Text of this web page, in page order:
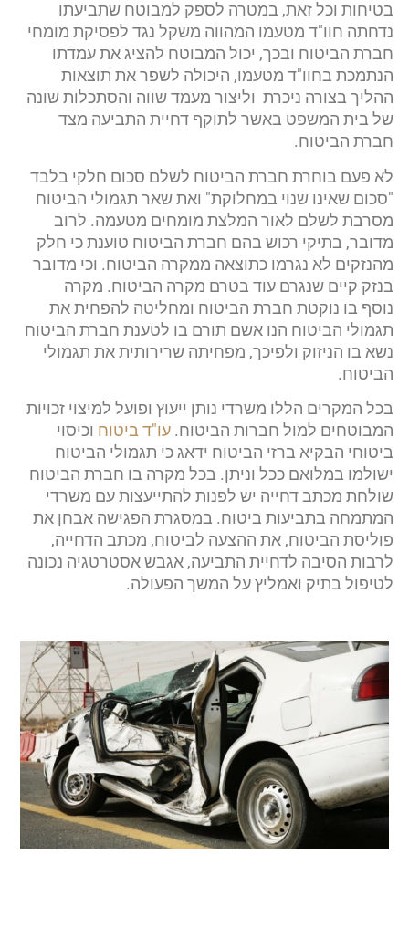
בטיחות וכל זאת, במטרה לספק למבוטח שתביעתו
נדחתה חוו"ד מטעמו המהווה משקל נגד לפסיקת מומחי
חברת הביטוח ובכך, יכול המבוטח להציג את עמדתו
הנתמכת בחוו"ד מטעמו, היכולה לשפר את תוצאות
ההליך בצורה ניכרת וליצור מעמד שווה והסתכלות שונה
של בית המשפט באשר לתוקף דחיית התביעה מצד
חברת הביטוח.
לא פעם בוחרת חברת הביטוח לשלם סכום חלקי בלבד
"סכום שאינו שנוי במחלוקת" ואת שאר תגמולי הביטוח
מסרבת לשלם לאור המלצת מומחים מטעמה. לרוב
מדובר, בתיקי רכוש בהם חברת הביטוח טוענת כי חלק
מהנזקים לא נגרמו כתוצאה ממקרה הביטוח. וכי מדובר
בנזק קיים שנגרם עוד בטרם מקרה הביטוח. מקרה
נוסף בו נוקטת חברת הביטוח ומחליטה להפחית את
תגמולי הביטוח הנו אשם תורם בו לטענת חברת הביטוח
נשא בו הניזוק ולפיכך, מפחיתה שרירותית את תגמולי
הביטוח.
בכל המקרים הללו משרדי נותן ייעוץ ופועל למיצוי זכויות
המבוטחים למול חברות הביטוח. עו"ד ביטוח וכיסוי
ביטוחי הבקיא ברזי הביטוח ידאג כי תגמולי הביטוח
ישולמו במלואם ככל וניתן. בכל מקרה בו חברת הביטוח
שולחת מכתב דחייה יש לפנות להתייעצות עם משרדי
המתמחה בתביעות ביטוח. במסגרת הפגישה אבחן את
פוליסת הביטוח, את ההצעה לביטוח, מכתב הדחייה,
לרבות הסיבה לדחיית התביעה, אגבש אסטרטגיה נכונה
לטיפול בתיק ואמליץ על המשך הפעולה.